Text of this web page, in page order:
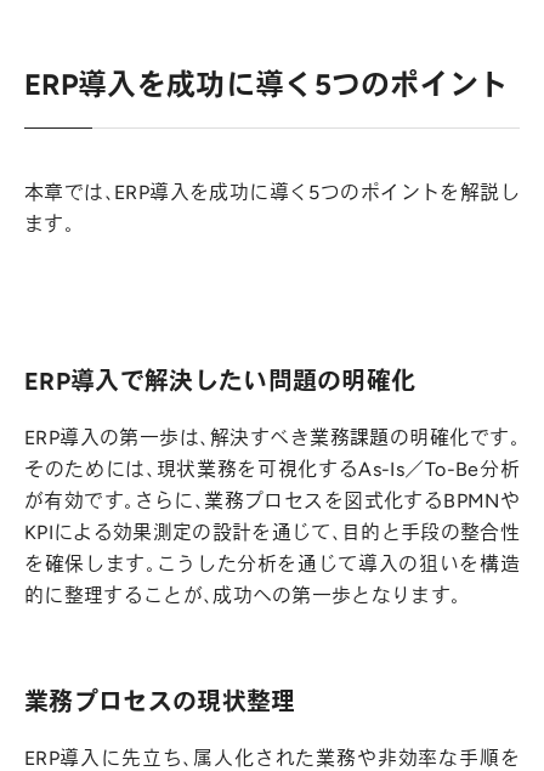
ERP導入を成功に導く5つのポイント
本章では、ERP導入を成功に導く5つのポイントを解説し
ます。
ERP導入で解決したい問題の明確化
ERP導入の第一歩は、解決すべき業務課題の明確化です。
そのためには、現状業務を可視化するAs-Is／To-Be分析
が有効です。さらに、業務プロセスを図式化するBPMNや
KPIによる効果測定の設計を通じて、目的と手段の整合性
を確保します。こうした分析を通じて導入の狙いを構造
的に整理することが、成功への第一歩となります。
業務プロセスの現状整理
ERP導入に先立ち、属人化された業務や非効率な手順を